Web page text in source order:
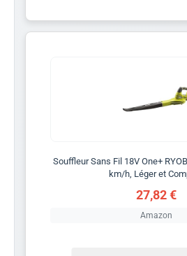
Souffleur Sans Fil 18V One+
km/h, Léger et
27,82 €
Amazon